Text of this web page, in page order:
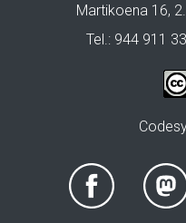
Martikoena 16,
Tel.: 944 911